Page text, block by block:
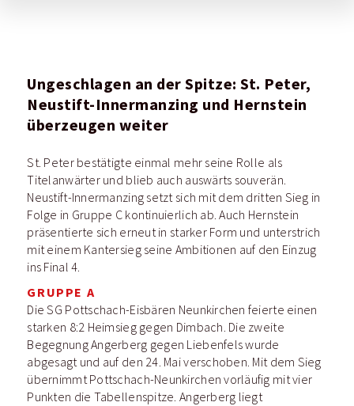
Ungeschlagen an der Spitze: St. Peter,
Neustift-Innermanzing und Hernstein
überzeugen weiter
St. Peter bestätigte einmal mehr seine Rolle als
Titelanwärter und blieb auch auswärts souverän.
Neustift-Innermanzing setzt sich mit dem dritten Sieg in
Folge in Gruppe C kontinuierlich ab. Auch Hernstein
präsentierte sich erneut in starker Form und unterstrich
mit einem Kantersieg seine Ambitionen auf den Einzug
ins Final 4.
GRUPPE A
Die SG Pottschach-Eisbären Neunkirchen feierte einen
starken 8:2 Heimsieg gegen Dimbach. Die zweite
Begegnung Angerberg gegen Liebenfels wurde
abgesagt und auf den 24. Mai verschoben. Mit dem Sieg
übernimmt Pottschach-Neunkirchen vorläufig mit vier
Punkten die Tabellenspitze. Angerberg liegt